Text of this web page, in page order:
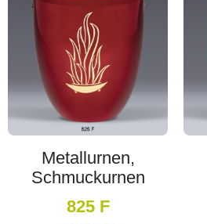
Metallurnen,
Schmuckurnen
825 F